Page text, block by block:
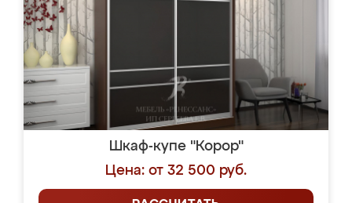
Шкаф-купе "Корор"
Цена: от 32 500 руб.